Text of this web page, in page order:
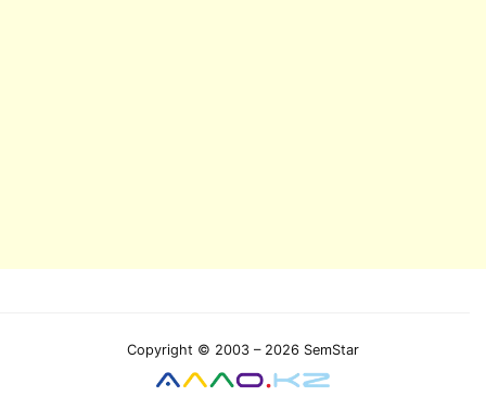
Copyright © 2003 – 2026 SemStar